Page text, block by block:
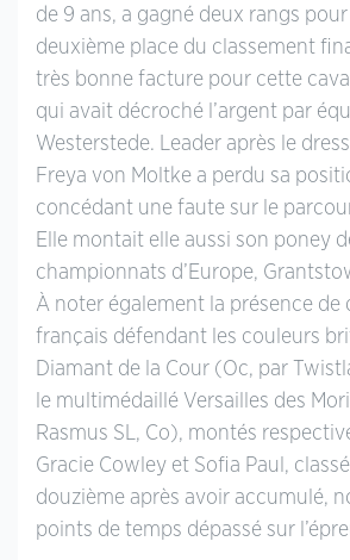
de 9 ans, a gagné deux rangs pour
deuxième place du classement
très bonne facture pour cette
qui avait décroché l’argent par
Westerstede. Leader après le
Freya von Moltke a perdu sa
concédant une faute sur le
Elle montait elle aussi son poney
championnats d’Europe,
À noter également la présence de
français défendant les couleurs
Diamant de la Cour (Oc, par
le multimédaillé Versailles des
Rasmus SL, Co), montés
Gracie Cowley et Sofia Paul,
douzième après avoir accumulé,
points de temps dépassé sur